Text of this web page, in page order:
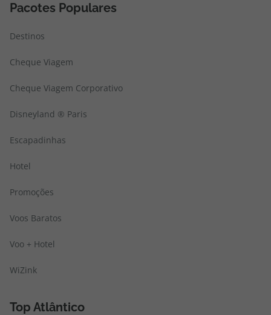
Pacotes Populares
Destinos
Cheque Viagem
Cheque Viagem Corporativo
Disneyland ® Paris
Escapadinhas
Hotel
Promoções
Voos Baratos
Voo + Hotel
WiZink
Top Atlântico